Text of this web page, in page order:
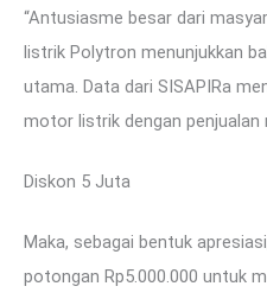
“Antusiasme besar dari
listrik Polytron menunjukkan
utama. Data dari SISAPIRa
motor listrik dengan penjualan
Diskon 5 Juta
Maka, sebagai bentuk
potongan Rp5.000.000 untuk